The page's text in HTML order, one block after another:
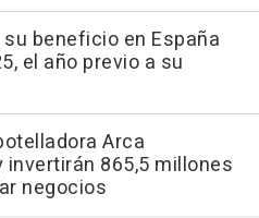
su beneficio en España
el año previo a su
Arca
865,5 millones
negocios